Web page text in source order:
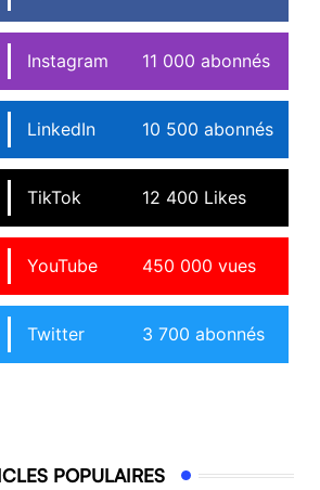
Instagram 11 000 abonnés
LinkedIn 10 500 abonnés
TikTok 12 400 Likes
YouTube 450 000 vues
Twitter 3 700 abonnés
POPULAIRES